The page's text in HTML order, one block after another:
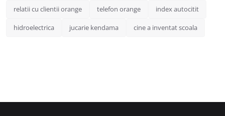
relatii cu clientii orange telefon orange index autocitit
hidroelectrica jucarie kendama cine a inventat scoala